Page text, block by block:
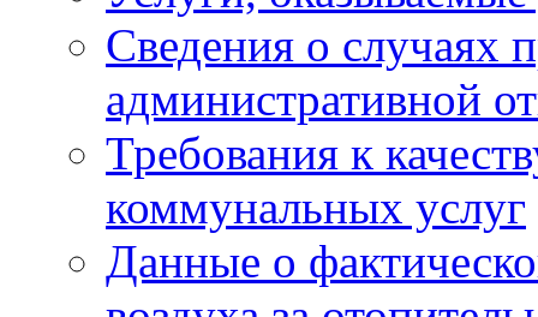
Сведения о случаях
административной
Требования к
коммунальных услуг
Данные о